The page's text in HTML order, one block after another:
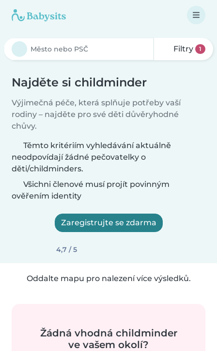
Filtry 1
Najděte si childminder
Výjimečná péče, která splňuje potřeby vaší
rodiny – najděte pro své děti důvěryhodné
chůvy.
Těmto kritériím vyhledávání aktuálně
neodpovídají žádné pečovatelky o
děti/childminders.
Všichni členové musí projít povinným
ověřením identity
Zaregistrujte se zdarma
4,7 / 5
Oddalte mapu pro nalezení více výsledků.
Žádná vhodná childminder
ve vašem okolí?